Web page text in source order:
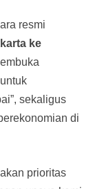
resmi
ke
sekaligus
di
prioritas